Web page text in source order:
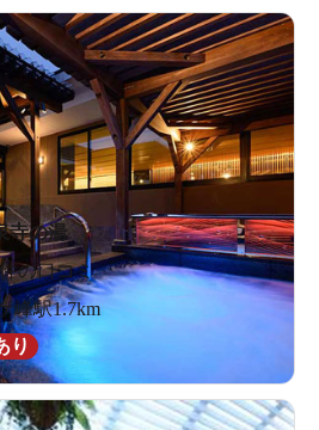
寺の湯
の口コミ
峰駅1.7km
り